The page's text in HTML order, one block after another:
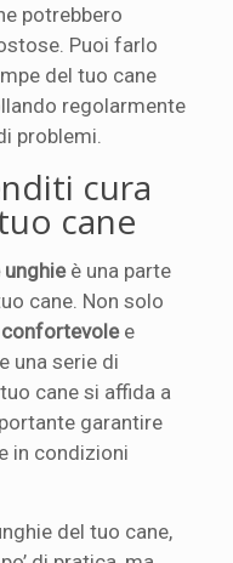
potrebbero
Puoi farlo
del tuo cane
regolarmente
problemi.
cura
cane
è una parte
cane. Non solo
confortevolee
una serie di
cane si affida a
garantire
in condizioni
del tuo cane,